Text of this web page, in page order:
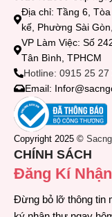
Địa chỉ: Tầng 6,
kế, Phường Sài
VP Làm Việc: Số
Tân Bình, TPHCM
Hotline: 0915 25 27
Email:
Copyright 2025 ©
CHÍNH SÁCH
Đăng Kí
Đừng bỏ lỡ thông tin